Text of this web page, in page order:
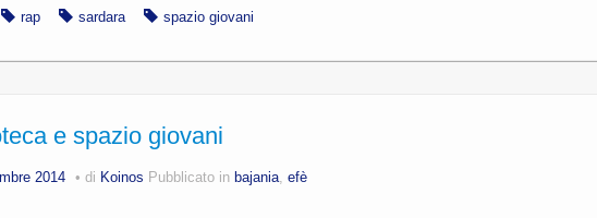
rap sardara spazio giovani
e spazio giovani
2014 di Koinos Pubblicato in bajania efè